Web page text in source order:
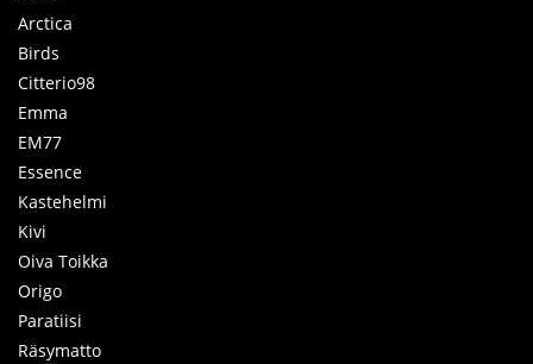
Arctica
Birds
Citterio98
Emma
EM77
Essence
Kastehelmi
Kivi
Oiva Toikka
Origo
Paratiisi
Räsymatto